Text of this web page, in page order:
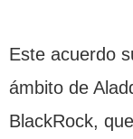
Este acuerdo
ámbito de
BlackRock,